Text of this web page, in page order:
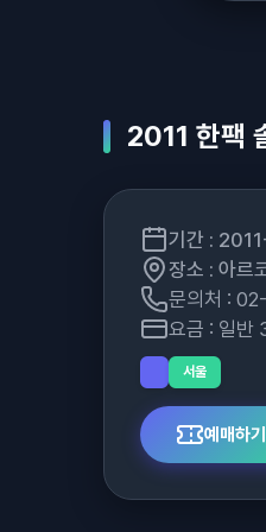
2011 한팩
기간 :
장소 : 아르
문의처 :
요금 : 일반
서울
예매하기